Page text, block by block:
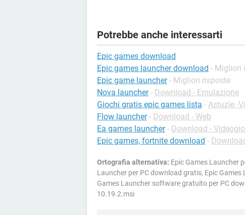
Potrebbe anche interessarti
Epic games download
Epic games launcher download - Migliori
Epic game launcher - Migliori risposte
Nova launcher - Download - Emulazione
Giochi gratis epic games lista - Astuzie -
Flow launcher - Download - Web
Ea games launcher - Download -
Epic games, fortnite download -
Ortografia alternativa: Epic Games Launcher
Launcher per PC download gratis, Epic
Games Launcher software gratuito per PC
10.19.2.msi